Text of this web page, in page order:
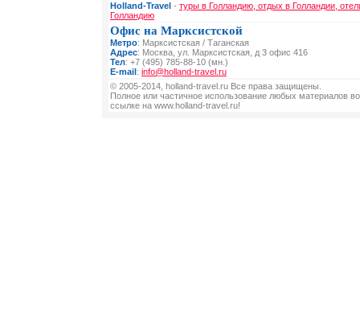
Holland-Travel - туры в Голландию, отдых в Голландии,
Голландию
Офис на Марксистской
Метро: Марксистская / Таганская
Адрес: Москва, ул. Марксистская, д 3 офис 416
Тел: +7 (495) 785-88-10 (мн.)
E-mail: info@holland-travel.ru
© 2005-2014, holland-travel.ru Все права защищены.
Полное или частичное использование любых материалов
ссылке на www.holland-travel.ru!